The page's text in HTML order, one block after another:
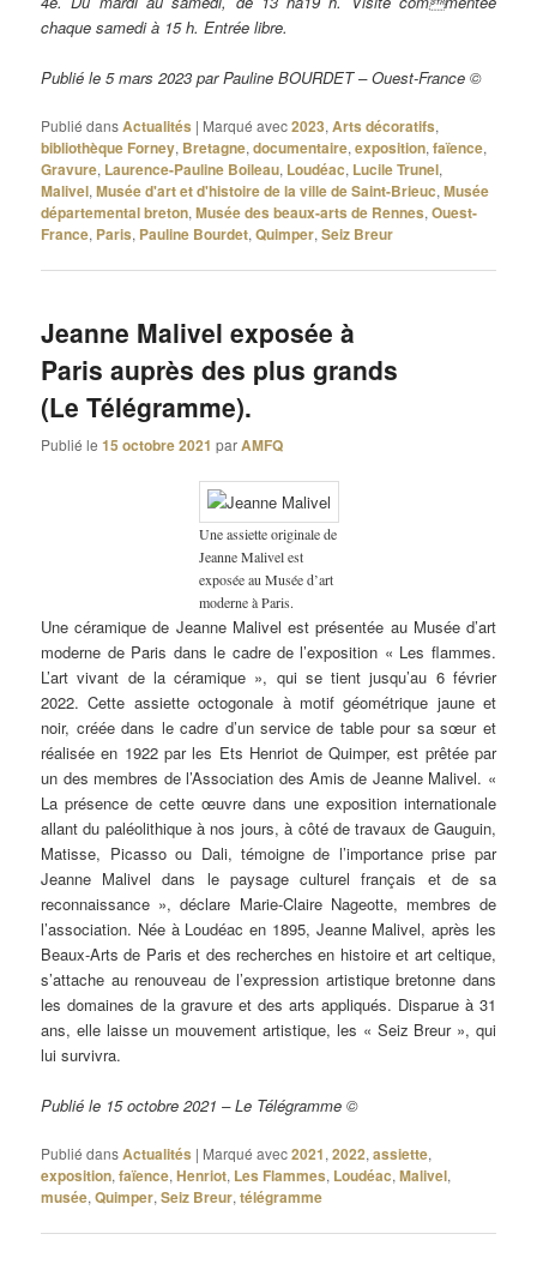
chaque samedi à 15 h. Entrée libre.
Publié le 5 mars 2023 par Pauline BOURDET – Ouest-France ©
Publié dansActualités | Marqué avec2023,Arts décoratifs,
bibliothèque Forney, Bretagne,documentaire,exposition,faïence,
Gravure, Laurence-Pauline Boileau, Loudéac, Lucile Trunel,
Malivel,Musée d'art et d'histoire de la ville de Saint-Brieuc,Musée
départemental breton,Musée des beaux-arts de Rennes,Ouest-
France, Paris, Pauline Bourdet,Quimper,Seiz Breur
Jeanne Malivel exposée à
Paris auprès des plus grands
(Le Télégramme).
Publié le15 octobre 2021 parAMFQ
Une assiette originale de
Jeanne Malivel est
exposée au Musée d’art
moderne à Paris.
Une céramique de Jeanne Malivel est présentée au Musée d’art
moderne de Paris dans le cadre de l’exposition « Les flammes.
L’art vivant de la céramique », qui se tient jusqu’au 6 février
2022. Cette assiette octogonale à motif géométrique jaune et
noir, créée dans le cadre d’un service de table pour sa sœur et
réalisée en 1922 par les Ets Henriot de Quimper, est prêtée par
un des membres de l’Association des Amis de Jeanne Malivel. «
La présence de cette œuvre dans une exposition internationale
allant du paléolithique à nos jours, à côté de travaux de Gauguin,
Matisse, Picasso ou Dali, témoigne de l’importance prise par
Jeanne Malivel dans le paysage culturel français et de sa
reconnaissance », déclare Marie-Claire Nageotte, membres de
l’association. Née à Loudéac en 1895, Jeanne Malivel, après les
Beaux-Arts de Paris et des recherches en histoire et art celtique,
s’attache au renouveau de l’expression artistique bretonne dans
les domaines de la gravure et des arts appliqués. Disparue à 31
ans, elle laisse un mouvement artistique, les « Seiz Breur », qui
lui survivra.
Publié le 15 octobre 2021 – Le Télégramme ©
Publié dansActualités | Marqué avec2021,2022,assiette,
exposition,faïence,Henriot, Les Flammes, Loudéac,Malivel,
musée,Quimper,Seiz Breur,télégramme